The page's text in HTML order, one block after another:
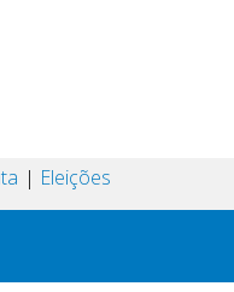
Eleições